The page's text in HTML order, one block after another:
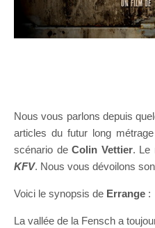
Nous vous parlons depuis
articles du futur long
scénario deColin Vettier. Le
KFV. Nous vous dévoilons
Voici le synopsis de Errange :
La vallée de la Fensch a